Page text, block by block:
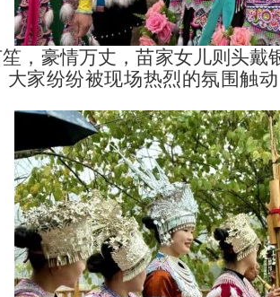
，豪情万丈，苗家女儿则头
家纷纷被现场热烈的氛围触